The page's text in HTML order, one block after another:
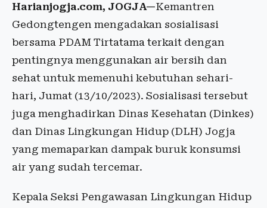
Harianjogja.com, JOGJA—Kemantren
Gedongtengen mengadakan sosialisasi
bersama PDAM Tirtatama terkait dengan
pentingnya menggunakan air bersih dan
sehat untuk memenuhi kebutuhan sehari-
hari, Jumat (13/10/2023). Sosialisasi tersebut
juga menghadirkan Dinas Kesehatan (Dinkes)
dan Dinas Lingkungan Hidup (DLH) Jogja
yang memaparkan dampak buruk konsumsi
air yang sudah tercemar.
Kepala Seksi Pengawasan Lingkungan Hidup